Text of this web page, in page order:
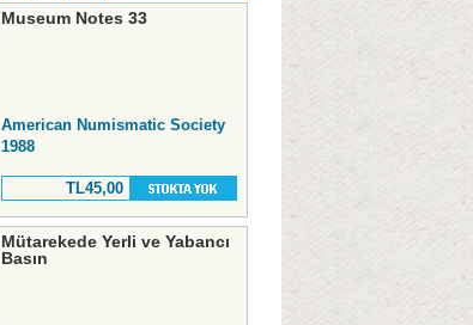
Museum Notes 33
American Numismatic Society
1988
TL45,00
Mütarekede Yerli ve Yabancı
Basın